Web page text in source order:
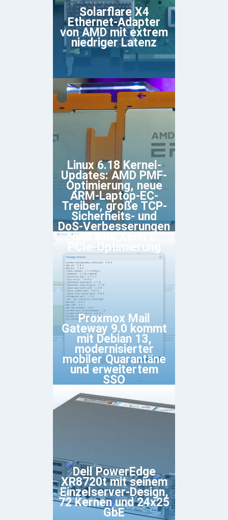
Solarflare X4
Ethernet-Adapter
von AMD mit extrem
niedriger Latenz
Linux 6.18 Kernel-
Updates: AMD PMF-
Optimierung, neue
ARM-Laptop-EC-
Treiber, große TCP-
Sicherheits- und
DoS-Verbesserungen
und eine Xeon 6
PCIe-Optimierung
Proxmox Mail
Gateway 9.0 kommt
mit Debian 13,
modernisierter
mobiler Quarantäne
und erweitertem
SSO
Dell PowerEdge
XR8720t mit seinem
Einzelserver-Design,
72 Kernen und 24x25
GbE